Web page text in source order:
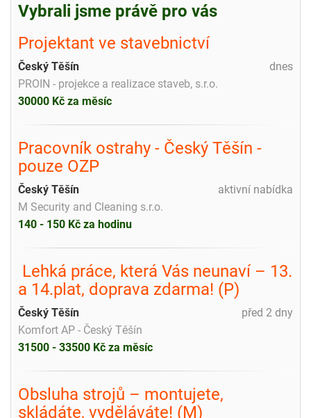
Vybrali jsme právě pro vás
Projektant ve stavebnictví
dnes
Český Těšín
PROIN - projekce a realizace staveb, s.r.o.
30000 Kč za měsíc
Pracovník ostrahy - Český Těšín -
pouze OZP
aktivní nabídka
Český Těšín
M Security and Cleaning s.r.o.
140 - 150 Kč za hodinu
️ Lehká práce, která Vás neunaví – 13.
a 14.plat, doprava zdarma! (P)
před 2 dny
Český Těšín
Komfort AP - Český Těšín
31500 - 33500 Kč za měsíc
Obsluha strojů – montujete,
skládáte, vyděláváte! (M)